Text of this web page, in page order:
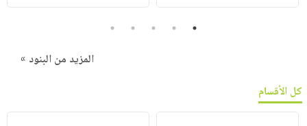
1
2
3
4
5
المزيد من البنود »
كل الأقسام